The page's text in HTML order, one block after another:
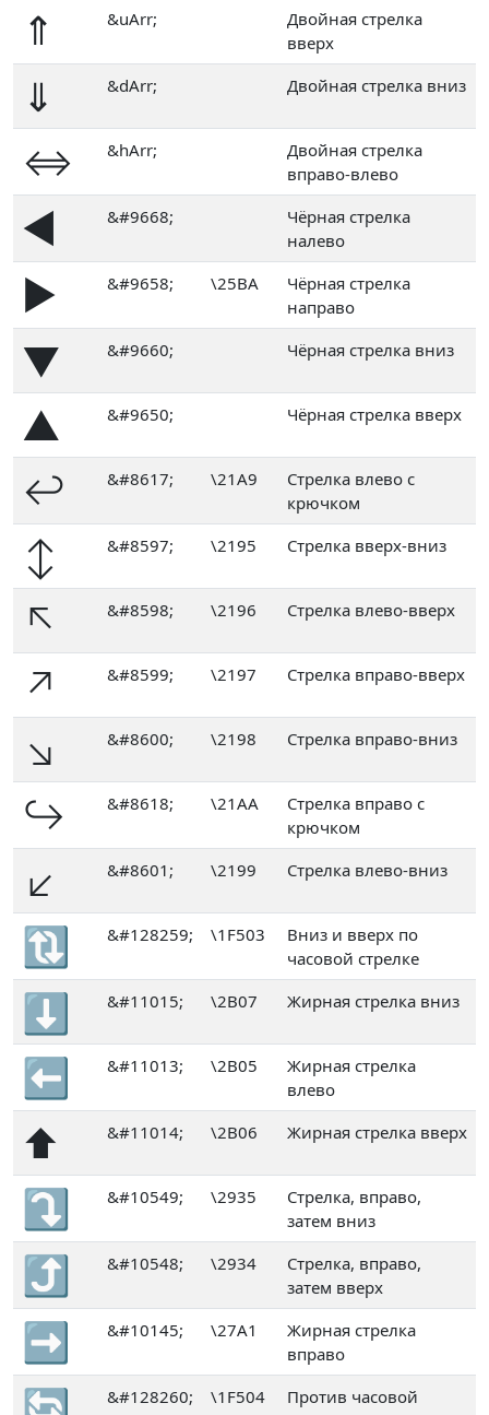
⇑ &uArr;
Двойная стрелка
вверх
⇓ &dArr; Двойная стрелка вниз
⇔ &hArr;
Двойная стрелка
вправо-влево
◄ &#9668;
Чёрная стрелка
налево
► &#9658; \25BA
Чёрная стрелка
направо
▼ &#9660; Чёрная стрелка вниз
▲ &#9650; Чёрная стрелка вверх
↩ &#8617; \21A9
Стрелка влево с
крючком
↕ &#8597; \2195 Стрелка вверх-вниз
↖ &#8598; \2196 Стрелка влево-вверх
↗ &#8599; \2197 Стрелка вправо-вверх
↘ &#8600; \2198 Стрелка вправо-вниз
↪ &#8618; \21AA
Стрелка вправо с
крючком
↙ &#8601; \2199 Стрелка влево-вниз
🔃 &#128259; \1F503
Вниз и вверх по
часовой стрелке
⬇ &#11015; \2B07 Жирная стрелка вниз
⬅ &#11013; \2B05
Жирная стрелка
влево
⬆ &#11014; \2B06 Жирная стрелка вверх
⤵ &#10549; \2935
Стрелка, вправо,
затем вниз
⤴ &#10548; \2934
Стрелка, вправо,
затем вверх
➡ &#10145; \27A1
Жирная стрелка
вправо
&#128260; \1F504
Против часовой